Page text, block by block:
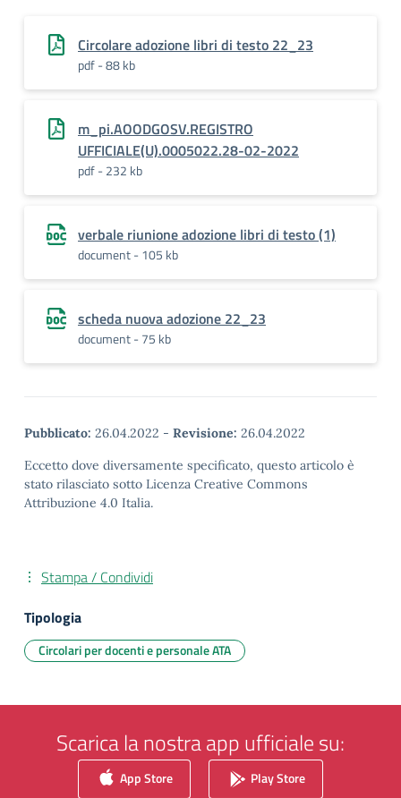
Circolare adozione libri di testo 22_23
pdf - 88 kb
m_pi.AOODGOSV.REGISTRO
UFFICIALE(U).0005022.28-02-2022
pdf - 232 kb
verbale riunione adozione libri di testo (1)
document - 105 kb
scheda nuova adozione 22_23
document - 75 kb
Pubblicato: 26.04.2022 - Revisione: 26.04.2022
Eccetto dove diversamente specificato, questo articolo è
stato rilasciato sotto Licenza Creative Commons
Attribuzione 4.0 Italia.
Stampa / Condividi
Tipologia
Circolari per docenti e personale ATA
Scarica la nostra app ufficiale su:
App Store Play Store